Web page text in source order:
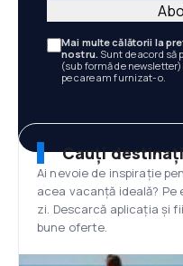
Mai multe călătorii la
nostru. Sunt de acord
(sub formă de newsletter)
pe care am furnizat-o.
Cauți
Ai nevoie de inspirație
acea vacanță ideală?
zi. Descarcă aplicația și
bune oferte.